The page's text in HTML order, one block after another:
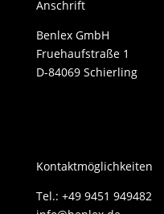
Anschrift
Benlex GmbH
Fruehaufstraße 1
D-84069 Schierling
Kontaktmöglichkeiten
Tel.: +49 9451 949482